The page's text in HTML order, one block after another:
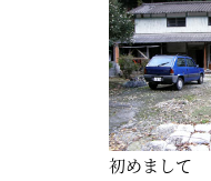
初めまして